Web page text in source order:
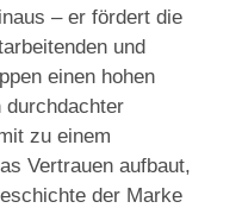
– er fördert die
und
einen hohen
durchdachter
zu einem
Vertrauen aufbaut,
der Marke